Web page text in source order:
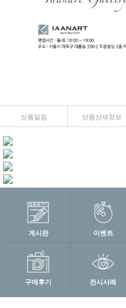
상품알림 상품상세정보
게시판 이벤트
구매후기 전시사례